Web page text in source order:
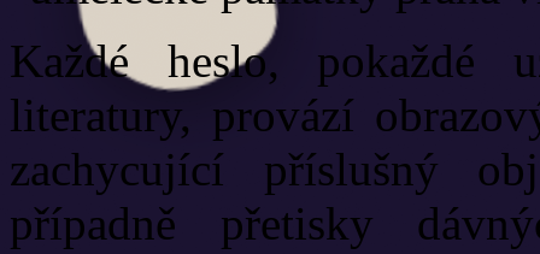
Každé heslo, pokaždé
literatury, provází
zachycující příslušný
případně přetisky